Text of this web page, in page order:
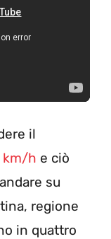
il
km/h e ciò
su
regione
in quattro